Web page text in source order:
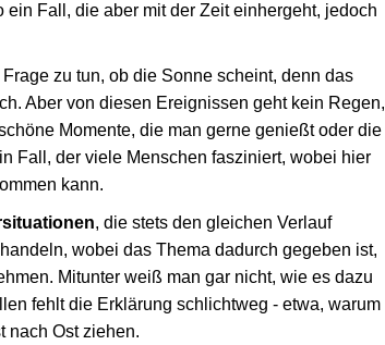
ein Fall, die aber mit der Zeit einhergeht, jedoch
zu tun, ob die Sonne scheint, denn das
Aber von diesen Ereignissen geht kein Regen,
Momente, die man gerne genießt oder die
Fall, der viele Menschen fasziniert, wobei hier
kann.
, die stets den gleichen Verlauf
wobei das Thema dadurch gegeben ist,
Mitunter weiß man gar nicht, wie es dazu
fehlt die Erklärung schlichtweg - etwa, warum
nach Ost ziehen.